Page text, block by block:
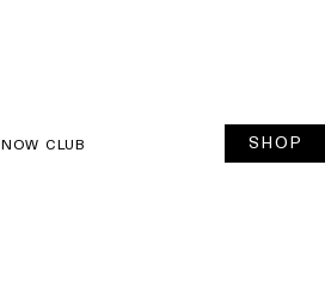
CLUB SHOP